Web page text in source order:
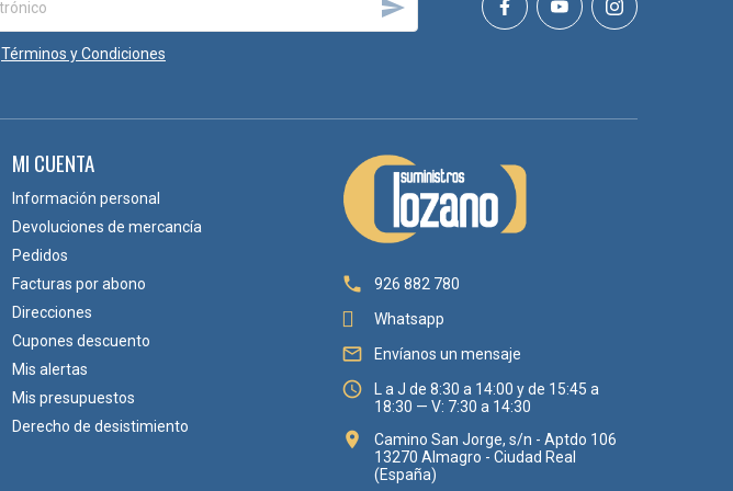

Términos y Condiciones
MI CUENTA
Información personal
Devoluciones de mercancía
Pedidos
Facturas por abono
Direcciones
Cupones descuento
Mis alertas
Mis presupuestos
Derecho de desistimiento

926 882 780
Whatsapp
 Envíanos un mensaje

L a J de 8:30 a 14:00 y de 15:45 a
18:30 — V: 7:30 a 14:30

Camino San Jorge, s/n - Aptdo 106
13270 Almagro - Ciudad Real
(España)